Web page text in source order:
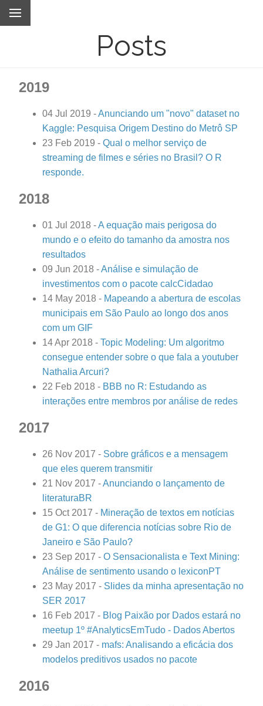
Posts
2019
04 Jul 2019 -Anunciando um "novo" dataset no
Kaggle: Pesquisa Origem Destino do Metrô SP
23 Feb 2019 - Qual o melhor serviço de
streaming de filmes e séries no Brasil? O R
responde.
2018
01 Jul 2018 -A equação mais perigosa do
mundo e o efeito do tamanho da amostra nos
resultados
09 Jun 2018 -Análise e simulação de
investimentos com o pacote calcCidadao
14 May 2018 - Mapeando a abertura de escolas
municipais em São Paulo ao longo dos anos
com um GIF
14 Apr 2018 - Topic Modeling: Um algoritmo
consegue entender sobre o que fala a youtuber
Nathalia Arcuri?
22 Feb 2018 - BBB no R: Estudando as
interações entre membros por análise de redes
2017
26 Nov 2017 - Sobre gráficos e a mensagem
que eles querem transmitir
21 Nov 2017 -Anunciando o lançamento de
literaturaBR
15 Oct 2017 - Mineração de textos em notícias
de G1: O que diferencia notícias sobre Rio de
Janeiro e São Paulo?
23 Sep 2017 - O Sensacionalista e Text Mining:
Análise de sentimento usando o lexiconPT
23 May 2017 - Slides da minha apresentação no
SER 2017
16 Feb 2017 - Blog Paixão por Dados estará no
meetup 1º #AnalyticsEmTudo - Dados Abertos
29 Jan 2017 - mafs: Analisando a eficácia dos
modelos preditivos usados no pacote
2016